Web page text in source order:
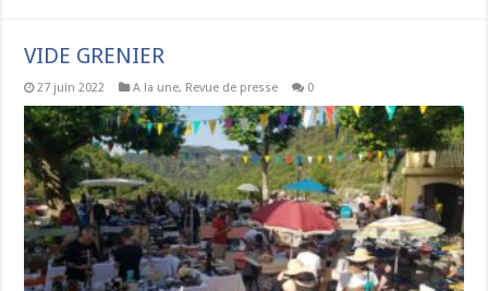
VIDE GRENIER
27 juin 2022 A la une, Revue de presse 0